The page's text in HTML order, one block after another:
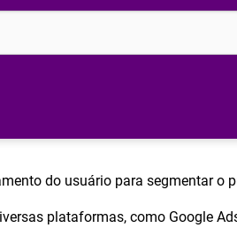
do usuário para segmentar o
plataformas, como Google